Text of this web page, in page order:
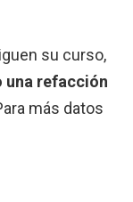
su curso,
una refacción
más datos